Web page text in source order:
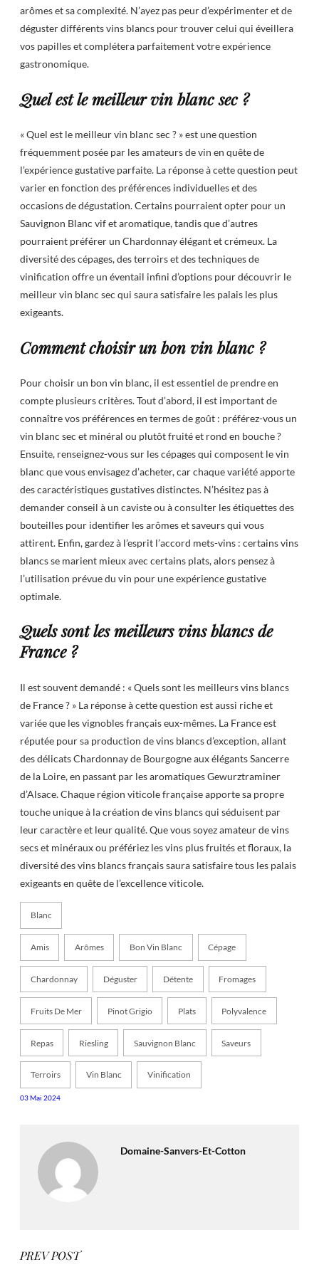
arômes et sa complexité. N’ayez pas peur d’expérimenter et de
déguster différents vins blancs pour trouver celui qui éveillera
vos papilles et complétera parfaitement votre expérience
gastronomique.
Quel est le meilleur vin blanc sec ?
« Quel est le meilleur vin blanc sec ? » est une question
fréquemment posée par les amateurs de vin en quête de
l’expérience gustative parfaite. La réponse à cette question peut
varier en fonction des préférences individuelles et des
occasions de dégustation. Certains pourraient opter pour un
Sauvignon Blanc vif et aromatique, tandis que d’autres
pourraient préférer un Chardonnay élégant et crémeux. La
diversité des cépages, des terroirs et des techniques de
vinification offre un éventail infini d’options pour découvrir le
meilleur vin blanc sec qui saura satisfaire les palais les plus
exigeants.
Comment choisir un bon vin blanc ?
Pour choisir un bon vin blanc, il est essentiel de prendre en
compte plusieurs critères. Tout d’abord, il est important de
connaître vos préférences en termes de goût : préférez-vous un
vin blanc sec et minéral ou plutôt fruité et rond en bouche ?
Ensuite, renseignez-vous sur les cépages qui composent le vin
blanc que vous envisagez d’acheter, car chaque variété apporte
des caractéristiques gustatives distinctes. N’hésitez pas à
demander conseil à un caviste ou à consulter les étiquettes des
bouteilles pour identifier les arômes et saveurs qui vous
attirent. Enfin, gardez à l’esprit l’accord mets-vins : certains vins
blancs se marient mieux avec certains plats, alors pensez à
l’utilisation prévue du vin pour une expérience gustative
optimale.
Quels sont les meilleurs vins blancs de
France ?
Il est souvent demandé : « Quels sont les meilleurs vins blancs
de France ? » La réponse à cette question est aussi riche et
variée que les vignobles français eux-mêmes. La France est
réputée pour sa production de vins blancs d’exception, allant
des délicats Chardonnay de Bourgogne aux élégants Sancerre
de la Loire, en passant par les aromatiques Gewurztraminer
d’Alsace. Chaque région viticole française apporte sa propre
touche unique à la création de vins blancs qui séduisent par
leur caractère et leur qualité. Que vous soyez amateur de vins
secs et minéraux ou préfériez les vins plus fruités et floraux, la
diversité des vins blancs français saura satisfaire tous les palais
exigeants en quête de l’excellence viticole.
Blanc
Amis Arômes Bon Vin Blanc Cépage
Chardonnay Déguster Détente Fromages
Fruits De Mer Pinot Grigio Plats Polyvalence
Repas Riesling Sauvignon Blanc Saveurs
Terroirs Vin Blanc Vinification
03 Mai 2024
Domaine-Sanvers-Et-Cotton
PREV POST